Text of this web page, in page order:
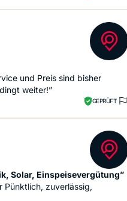
und Preis sind bisher
weiter!”
GEPRÜFT
Solar, Einspeisevergütung”
Pünktlich, zuverlässig,